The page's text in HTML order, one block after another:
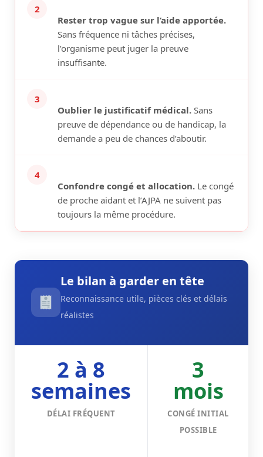
2
Rester trop vague sur l’aide apportée.
Sans fréquence ni tâches précises,
l’organisme peut juger la preuve
insuffisante.
3
Oublier le justificatif médical. Sans
preuve de dépendance ou de handicap, la
demande a peu de chances d’aboutir.
4
Confondre congé et allocation. Le congé
de proche aidant et l’AJPA ne suivent pas
toujours la même procédure.
Le bilan à garder en tête
Reconnaissance utile, pièces clés et délais
réalistes
2 à 8
semaines
DÉLAI FRÉQUENT
3
mois
CONGÉ INITIAL
POSSIBLE